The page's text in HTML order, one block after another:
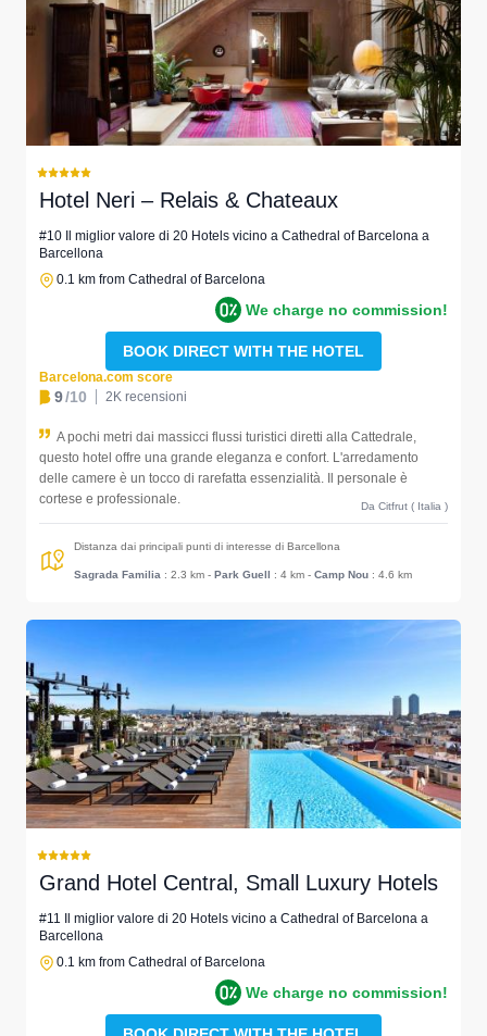
Hotel Neri – Relais & Chateaux
#10 Il miglior valore di 20 Hotels vicino a Cathedral of Barcelona a
Barcellona
0.1 km from Cathedral of Barcelona
We charge no commission!
BOOK DIRECT WITH THE HOTEL
Barcelona.com score
9/10 2K recensioni
A pochi metri dai massicci flussi turistici diretti alla Cattedrale,
questo hotel offre una grande eleganza e confort. L'arredamento
delle camere è un tocco di rarefatta essenzialità. Il personale è
cortese e professionale.
Da Citfrut ( Italia )
Distanza dai principali punti di interesse di Barcellona
Sagrada Familia : 2.3 km - Park Guell : 4 km - Camp Nou : 4.6 km
Grand Hotel Central, Small Luxury Hotels
#11 Il miglior valore di 20 Hotels vicino a Cathedral of Barcelona a
Barcellona
0.1 km from Cathedral of Barcelona
We charge no commission!